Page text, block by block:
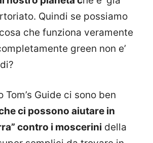
Quindi se possiamo
che funziona veramente
green non e’
Tom’s Guide ci sono ben
ci possono aiutare in
contro i moscerini della